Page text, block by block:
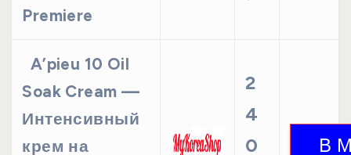
Premiere
A’pieu 10 Oil
Soak Cream —
Интенсивный
крем на
2
4
0